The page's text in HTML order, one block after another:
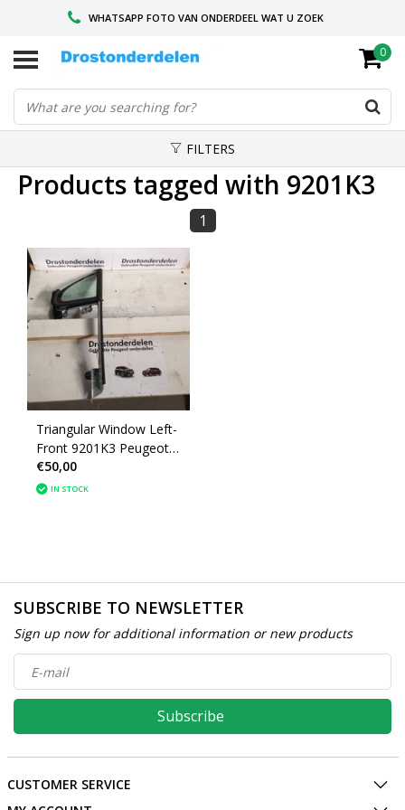
WHATSAPP FOTO VAN ONDERDEEL WAT U ZOEK
VOOR 16.00 BESTELD, VANDAAG VERZONDEN
GESPECIALISEERD PEUGEOT
0
FILTERS
Products tagged with 9201K3
1
Triangular Window Left-
Front 9201K3 Peugeot
207CC 43R-000017
E000191
€50,00
IN STOCK
SUBSCRIBE TO NEWSLETTER
Sign up now for additional information or new products
Subscribe
CUSTOMER SERVICE